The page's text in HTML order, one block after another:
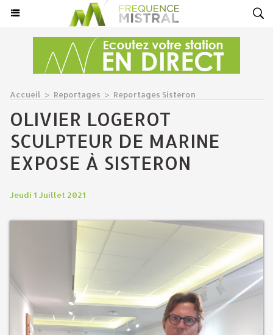
Accueil > Reportages > Reportages Sisteron
OLIVIER LOGEROT
SCULPTEUR DE MARINE
EXPOSE À SISTERON
Jeudi 1 Juillet 2021